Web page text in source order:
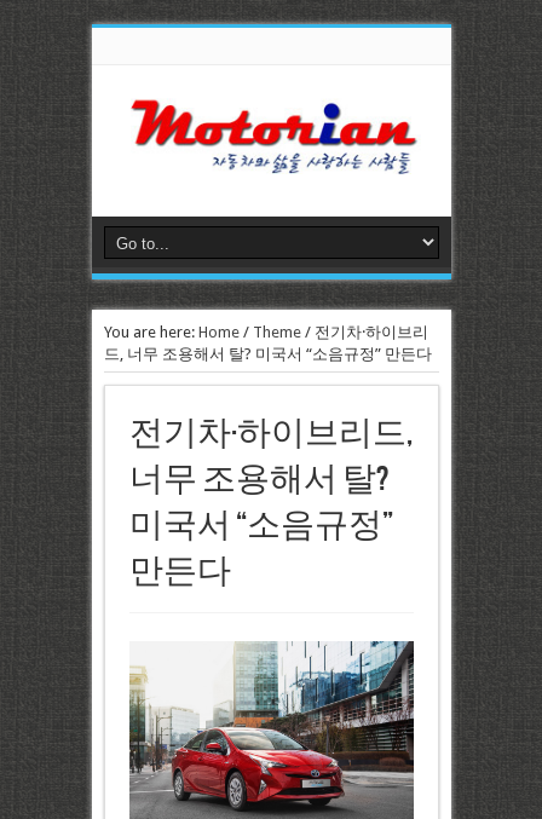
You are here: Home/ Theme/ 전기차·하이브리
드, 너무 조용해서 탈? 미국서 “소음규정” 만든다
전기차·하이브리드,
너무 조용해서 탈?
미국서 “소음규정”
만든다